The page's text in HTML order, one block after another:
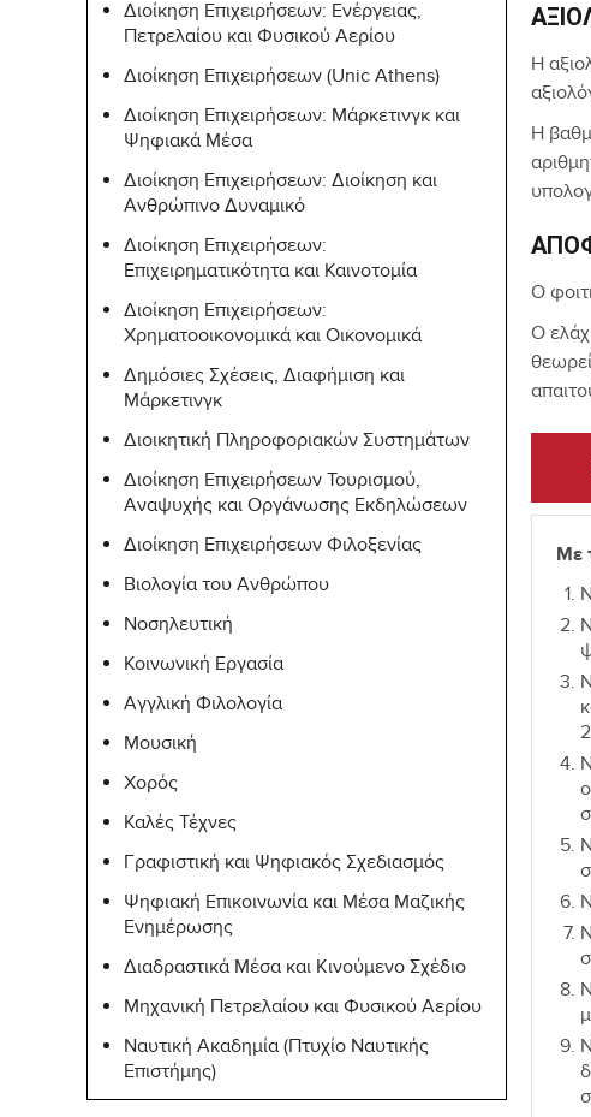
Διοίκηση Επιχειρήσεων: Ενέργειας,
Πετρελαίου και Φυσικού Aερίου
Διοίκηση Επιχειρήσεων (Unic Athens)
Διοίκηση Επιχειρήσεων: Μάρκετινγκ και
Ψηφιακά Μέσα
Διοίκηση Επιχειρήσεων: Διοίκηση και
Ανθρώπινο Δυναμικό
Διοίκηση Επιχειρήσεων:
Επιχειρηματικότητα και Καινοτομία
Διοίκηση Επιχειρήσεων:
Χρηματοοικονομικά και Οικονομικά
Δημόσιες Σχέσεις, Διαφήμιση και
Μάρκετινγκ
Διοικητική Πληροφοριακών Συστημάτων
Διοίκηση Επιχειρήσεων Τουρισμού,
Αναψυχής και Οργάνωσης Εκδηλώσεων
Διοίκηση Επιχειρήσεων Φιλοξενίας
Βιολογία του Ανθρώπου
Νοσηλευτική
Κοινωνική Εργασία
Αγγλική Φιλολογία
Μουσική
Χορός
Καλές Τέχνες
Γραφιστική και Ψηφιακός Σχεδιασμός
Ψηφιακή Επικοινωνία και Μέσα Μαζικής
Ενημέρωσης
Διαδραστικά Μέσα και Κινούμενο Σχέδιο
Μηχανική Πετρελαίου και Φυσικού Αερίου
Ναυτική Ακαδημία (Πτυχίο Ναυτικής
Επιστήμης)
Η
Η
Ο
Ο
Με